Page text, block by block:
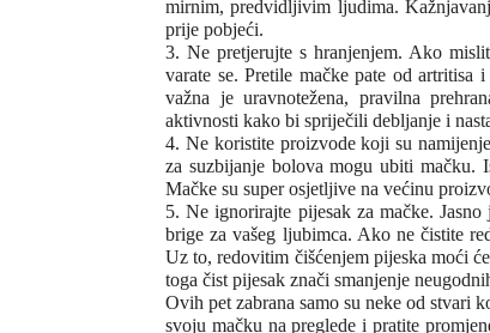
mirnim, predvidljivim ljudima.
prije pobjeći.
3. Ne pretjerujte s hranjenjem. Ako
varate se. Pretile mačke pate od
važna je uravnotežena, pravilna
aktivnosti kako bi spriječili debljanje i
4. Ne koristite proizvode koji su
za suzbijanje bolova mogu ubiti mačku.
Mačke su super osjetljive na većinu
5. Ne ignorirajte pijesak za mačke.
brige za vašeg ljubimca. Ako ne čistite
Uz to, redovitim čišćenjem pijeska moći
toga čist pijesak znači smanjenje
Ovih pet zabrana samo su neke od stvari
svoju mačku na preglede i pratite